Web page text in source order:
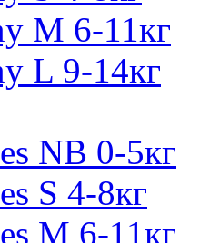
M 6-11кг
L 9-14кг
NB 0-5кг
S 4-8кг
M 6-11кг